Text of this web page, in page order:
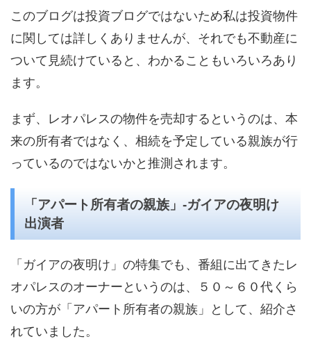
このブログは投資ブログではないため私は投資物件
に関しては詳しくありませんが、それでも不動産に
ついて見続けていると、わかることもいろいろあり
ます。
まず、レオパレスの物件を売却するというのは、本
来の所有者ではなく、相続を予定している親族が行
っているのではないかと推測されます。
「アパート所有者の親族」-ガイアの夜明け
出演者
「ガイアの夜明け」の特集でも、番組に出てきたレ
オパレスのオーナーというのは、５０～６０代くら
いの方が「アパート所有者の親族」として、紹介さ
れていました。